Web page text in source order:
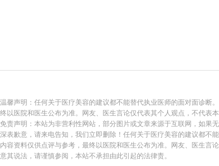
温馨声明：任何关于医疗美容的建议都不能替代执业医师的面对面诊断
终以医院和医生公布为准。网友、医生言论仅代表其个人观点，不代表
免责声明：本站为非营利性网站，部分图片或文章来源于互联网，如果
深表歉意，请来电告知，我们立即删除！任何关于医疗美容的建议都不
内容资料仅供点评与参考，最终以医院和医生公布为准。网友、医生言
意其说法，请谨慎参阅，本站不承担由此引起的法律责。